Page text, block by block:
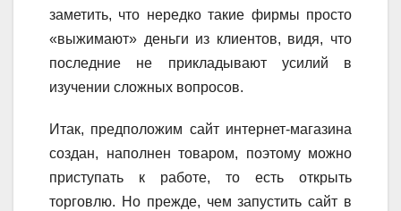
заметить, что нередко такие фирмы просто
«выжимают» деньги из клиентов, видя, что
последние не прикладывают усилий в
изучении сложных вопросов.
Итак, предположим сайт интернет-магазина
создан, наполнен товаром, поэтому можно
приступать к работе, то есть открыть
торговлю. Но прежде, чем запустить сайт в